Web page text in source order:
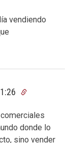
vendiendo
donde lo
sino vender